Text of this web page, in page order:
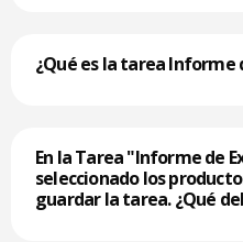
¿Qué es la tarea Informe
En la Tarea "Informe de
seleccionado los
guardar la tarea. ¿Qué